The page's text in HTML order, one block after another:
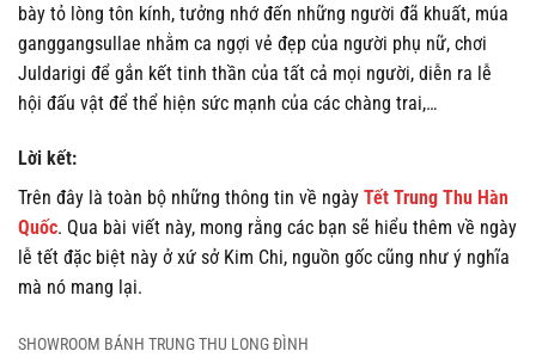
bày tỏ lòng tôn kính, tưởng nhớ đến những người đã khuất, múa
ganggangsullae nhằm ca ngợi vẻ đẹp của người phụ nữ, chơi
Juldarigi để gắn kết tinh thần của tất cả mọi người, diễn ra lễ
hội đấu vật để thể hiện sức mạnh của các chàng trai,…
Lời kết:
Trên đây là toàn bộ những thông tin về ngày Tết Trung Thu Hàn
Quốc. Qua bài viết này, mong rằng các bạn sẽ hiểu thêm về ngày
lễ tết đặc biệt này ở xứ sở Kim Chi, nguồn gốc cũng như ý nghĩa
mà nó mang lại.
SHOWROOM BÁNH TRUNG THU LONG ĐÌNH